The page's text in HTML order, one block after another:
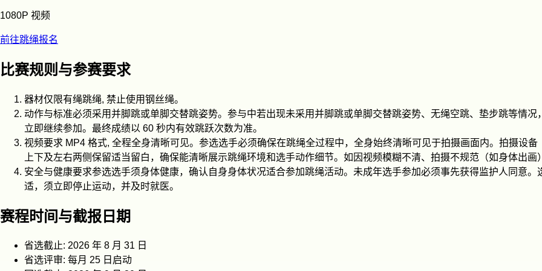
1080P 视频
前往跳绳报名
比赛规则与参赛要求
器材仅限有绳跳绳, 禁止使用钢丝绳。
动作与标准必须采用并脚跳或单脚交替跳姿势。参与中若出现未采用并脚跳或单脚交替跳姿势、无绳空跳、垫步跳等情
立即继续参加。最终成绩以 60 秒内有效跳跃次数为准。
视频要求 MP4 格式, 全程全身清晰可见。参选选手必须确保在跳绳全过程中，全身始终清晰可见于拍摄画面内。拍摄设
上下及左右两侧保留适当留白，确保能清晰展示跳绳环境和选手动作细节。如因视频模糊不清、拍摄不规范（如身体出
安全与健康要求参选选手须身体健康，确认自身身体状况适合参加跳绳活动。未成年选手参加必须事先获得监护人同意
适，须立即停止运动，并及时就医。
赛程时间与截报日期
省选截止: 2026 年 8 月 31 日
省选评审: 每月 25 日启动